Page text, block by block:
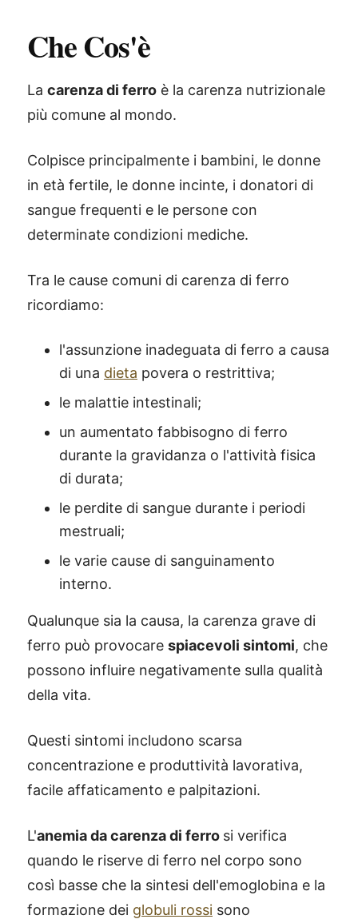
Che Cos'è
La carenza di ferro è la carenza nutrizionale
più comune al mondo.
Colpisce principalmente i bambini, le donne
in età fertile, le donne incinte, i donatori di
sangue frequenti e le persone con
determinate condizioni mediche.
Tra le cause comuni di carenza di ferro
ricordiamo:
l'assunzione inadeguata di ferro a causa
di una dieta povera o restrittiva;
le malattie intestinali;
un aumentato fabbisogno di ferro
durante la gravidanza o l'attività fisica
di durata;
le perdite di sangue durante i periodi
mestruali;
le varie cause di sanguinamento
interno.
Qualunque sia la causa, la carenza grave di
ferro può provocare spiacevoli sintomi, che
possono influire negativamente sulla qualità
della vita.
Questi sintomi includono scarsa
concentrazione e produttività lavorativa,
facile affaticamento e palpitazioni.
L'anemia da carenza di ferro si verifica
quando le riserve di ferro nel corpo sono
così basse che la sintesi dell'emoglobina e la
formazione dei globuli rossi sono